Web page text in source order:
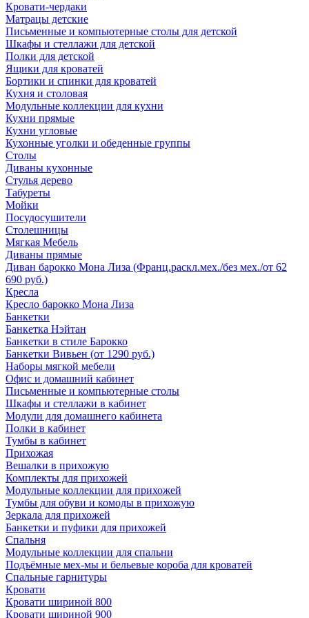
Кровати-чердаки
Матрацы детские
Письменные и компьютерные столы для детской
Шкафы и стеллажи для детской
Полки для детской
Ящики для кроватей
Бортики и спинки для кроватей
Кухня и столовая
Модульные коллекции для кухни
Кухни прямые
Кухни угловые
Кухонные уголки и обеденные группы
Столы
Диваны кухонные
Стулья дерево
Табуреты
Мойки
Посудосушители
Столешницы
Мягкая Мебель
Диваны прямые
Диван барокко Мона Лиза (Франц.раскл.мех./без мех./от 62
690 руб.)
Кресла
Кресло барокко Мона Лиза
Банкетки
Банкетка Нэйтан
Банкетки в стиле Барокко
Банкетки Вивьен (от 1290 руб.)
Наборы мягкой мебели
Офис и домашний кабинет
Письменные и компьютерные столы
Шкафы и стеллажи в кабинет
Модули для домашнего кабинета
Полки в кабинет
Тумбы в кабинет
Прихожая
Вешалки в прихожую
Комплекты для прихожей
Модульные коллекции для прихожей
Тумбы для обуви и комоды в прихожую
Зеркала для прихожей
Банкетки и пуфики для прихожей
Спальня
Модульные коллекции для спальни
Подъёмные мех-мы и бельевые короба для кроватей
Спальные гарнитуры
Кровати
Кровати шириной 800
Кровати шириной 900